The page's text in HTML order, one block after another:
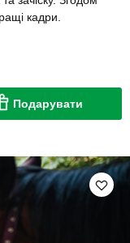
кадри.
Подарувати